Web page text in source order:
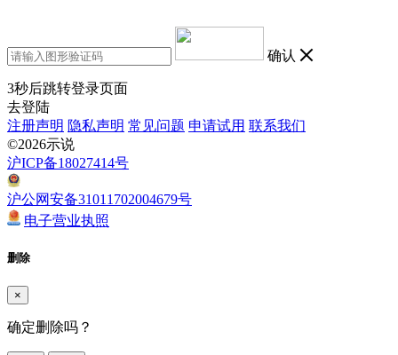
确认
3秒后跳转登录页面
去登陆
注册声明 隐私声明 常见问题 申请试用 联系我们
©2026示说
沪ICP备18027414号
沪公网安备31011702004679号
电子营业执照
删除
×
确定删除吗？